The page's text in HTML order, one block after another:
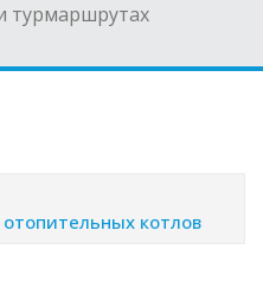
турмаршрутах
котлов